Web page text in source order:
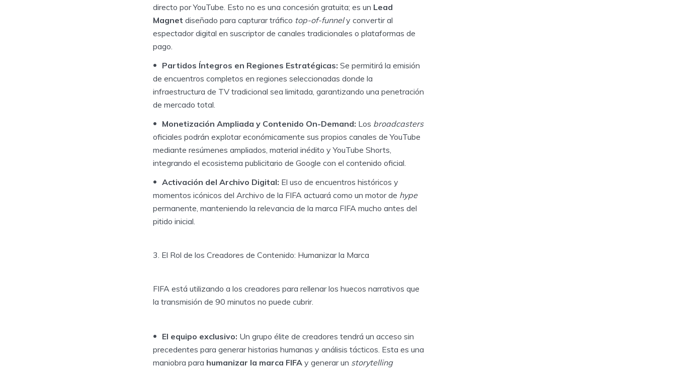
directo por YouTube. Esto no es una concesión gratuita; es un Lead
Magnet diseñado para capturar tráfico top-of-funnely convertir al
espectador digital en suscriptor de canales tradicionales o plataformas de
pago.
Partidos Íntegros en Regiones Estratégicas: Se permitirá la emisión
de encuentros completos en regiones seleccionadas donde la
infraestructura de TV tradicional sea limitada, garantizando una penetración
de mercado total.
Monetización Ampliada y Contenido On-Demand: Los broadcasters
oficiales podrán explotar económicamente sus propios canales de YouTube
mediante resúmenes ampliados, material inédito y YouTube Shorts,
integrando el ecosistema publicitario de Google con el contenido oficial.
Activación del Archivo Digital: El uso de encuentros históricos y
momentos icónicos del Archivo de la FIFA actuará como un motor de hype
permanente, manteniendo la relevancia de la marca FIFA mucho antes del
pitido inicial.
3. El Rol de los Creadores de Contenido: Humanizar la Marca
FIFA está utilizando a los creadores para rellenar los huecos narrativos que
la transmisión de 90 minutos no puede cubrir.
El equipo exclusivo: Un grupo élite de creadores tendrá un acceso sin
precedentes para generar historias humanas y análisis tácticos. Esta es una
maniobra para humanizar la marca FIFA y generar un storytelling